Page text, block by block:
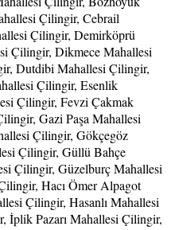
Çilingir, Cebrail
Çilingir, Demirköprü
Çilingir, Dikmece Mahallesi
Dutdibi Mahallesi Çilingir,
Çilingir, Esenlik
Çilingir, Fevzi Çakmak
Gazi Paşa Mahallesi
Çilingir, Gökçegöz
Çilingir, Güllü Bahçe
Çilingir, Güzelburç Mahallesi
Hacı Ömer Alpagot
Çilingir, Hasanlı Mahallesi
İplik Pazarı Mahallesi Çilingir,